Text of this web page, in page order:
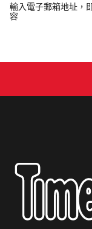
電
郵
輸入電子郵箱地址，
容